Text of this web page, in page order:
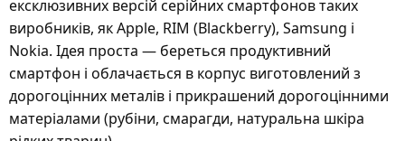
ексклюзивних версій серійних смартфонов таких
виробників, як Apple, RIM (Blackberry), Samsung і
Nokia. Ідея проста — береться продуктивний
смартфон і облачається в корпус виготовлений з
дорогоцінних металів і прикрашений дорогоцінними
матеріалами (рубіни, смарагди, натуральна шкіра